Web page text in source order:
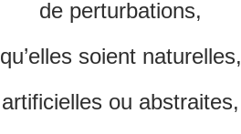
de perturbations,
qu’elles soient naturelles,
artificielles ou abstraites,